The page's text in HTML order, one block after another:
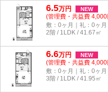
6.5万円 NEW
(管理費・共益費
敷：0ヶ月｜礼：0ヶ月
2階 / 1LDK / 41.67㎡
6.6万円 NEW
(管理費・共益費
敷：0ヶ月｜礼：0ヶ月
3階 / 1LDK / 41.95㎡